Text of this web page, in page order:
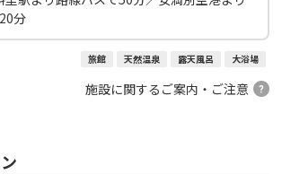
分
旅館 天然温泉 露天風呂 大浴場
施設に関するご案内・ご注意